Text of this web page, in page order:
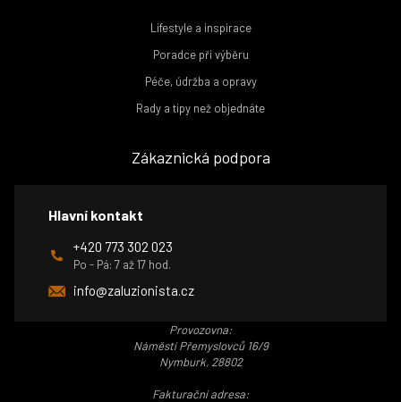
Lifestyle a inspirace
Poradce při výběru
Péče, údržba a opravy
Rady a tipy než objednáte
Zákaznická podpora
Hlavní kontakt
+420 773 302 023
Po - Pá: 7 až 17 hod.
info@zaluzionista.cz
Provozovna:
Náměstí Přemyslovců 16/9
Nymburk, 28802
Fakturační adresa: